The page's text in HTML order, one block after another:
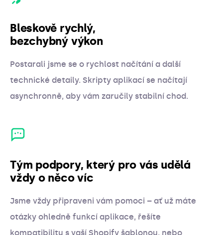
Bleskově rychlý,
bezchybný výkon
Postarali jsme se o rychlost načítání a další
technické detaily. Skripty aplikací se načítají
asynchronně, aby vám zaručily stabilní chod.
Tým podpory, který pro vás udělá
vždy o něco víc
Jsme vždy připraveni vám pomoci – ať už máte
otázky ohledně funkcí aplikace, řešíte
kompatibilitu s vaší Shopify šablonou, nebo